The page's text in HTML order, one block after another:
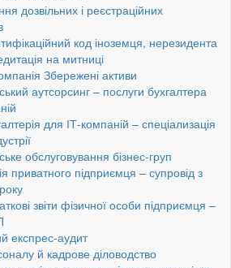
дозвільних і реєстраційних
код іноземця, нерезидента
на митниці
Збережені активи
аутсорсинг – послуги бухгалтера
для ІТ-компаній – спеціализація
обслуговування бізнес-груп
приватного підприємця – супровід з
звіти фізичної особи підприємця –
експрес-аудит
й кадрове діловодство